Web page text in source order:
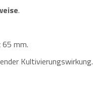
.
65 mm.
Kultivierungswirkung.